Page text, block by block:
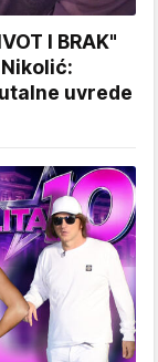
I BRAK"
uvrede